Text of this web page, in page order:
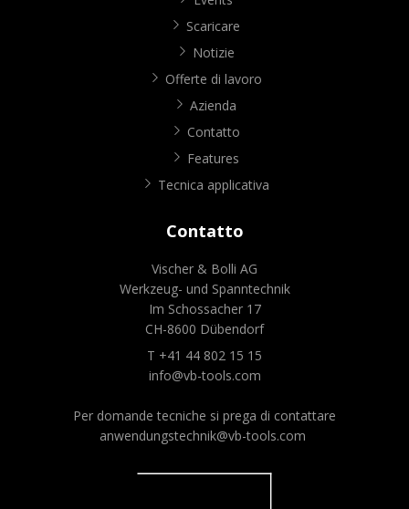
Scaricare
Notizie
Offerte di lavoro
Azienda
Contatto
Features
Tecnica applicativa
Contatto
Vischer & Bolli AG
Werkzeug- und Spanntechnik
Im Schossacher 17
CH-8600 Dübendorf
T +41 44 802 15 15
info@vb-tools.com
Per domande tecniche si prega di contattare
anwendungstechnik@vb-tools.com